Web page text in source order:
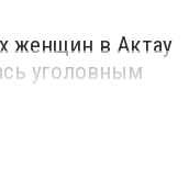
женщин в Актау
уголовным